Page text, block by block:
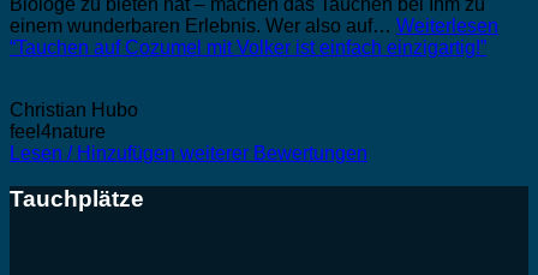
einem wunderbaren Erlebnis. Wer also auf… Weiterlesen
“Tauchen auf Cozumel mit Volker ist einfach einzigartig!”
Christian Hubo
feel4nature
Lesen / Hinzufügen weiterer Bewertungen
Tauchplätze